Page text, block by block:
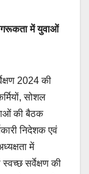
में युवाओं
2024 की
सोशल
की बैठक
निदेशक एवं
में
सर्वेक्षण की